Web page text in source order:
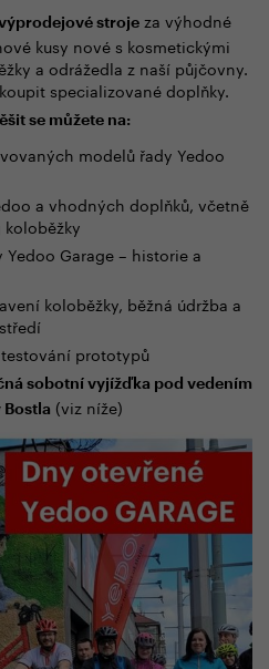
stroje za výhodné
kusy nové s kosmetickými
a odrážedla z naší půjčovny.
specializované doplňky.
se můžete na:
modelů řady Yedoo
a vhodných doplňků, včetně
Garage – historie a
koloběžky, běžná údržba a
prototypů
sobotní vyjížďka pod vedením
Bostla (viz níže)